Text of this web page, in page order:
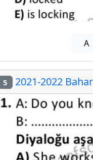
A
5 2021-2022